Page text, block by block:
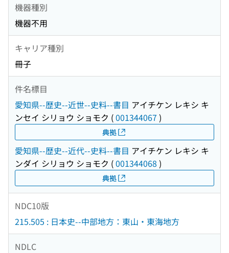
機器種別
機器不用
キャリア種別
冊子
件名標目
愛知県--歴史--近世--史料--書目 アイチケン レキシ キ
ンセイ シリョウ ショモク (001344067 )
典拠
愛知県--歴史--近代--史料--書目 アイチケン レキシ キ
ンダイ シリョウ ショモク (001344068 )
典拠
NDC10版
215.505 : 日本史--中部地方：東山・東海地方
NDLC